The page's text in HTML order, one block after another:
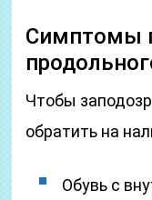
Симптомы
Чтобы
обратить на
Обувь с